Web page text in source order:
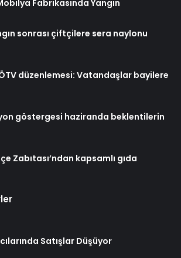
Fabrikasında Yangın
sonrası çiftçilere sera naylonu
düzenlemesi: Vatandaşlar bayilere
göstergesi haziranda beklentilerin
Zabıtası’ndan kapsamlı gıda
Satışlar Düşüyor